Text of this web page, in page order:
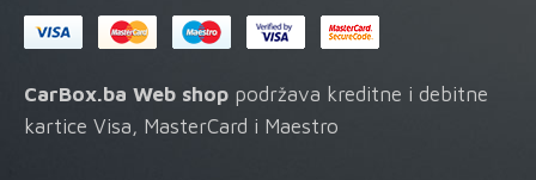
CarBox.ba Web shop podržava kreditne i debitne
kartice Visa, MasterCard i Maestro